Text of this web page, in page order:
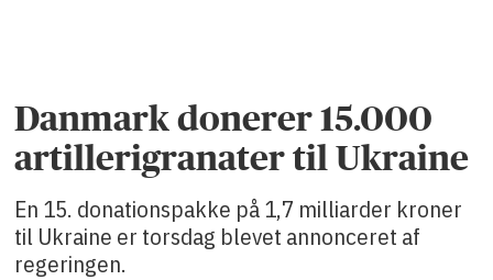
Danmark donerer 15.000
artillerigranater til Ukraine
En 15. donationspakke på 1,7 milliarder kroner
til Ukraine er torsdag blevet annonceret af
regeringen.